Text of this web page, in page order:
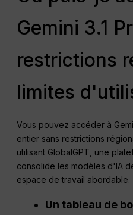
Gemini 3.1
restrictions
limites
Vous pouvez accéder à
entier sans restrictions
utilisant GlobalGPT, une
consolide les modèles d'IA
espace de travail abordable.
Un tableau de